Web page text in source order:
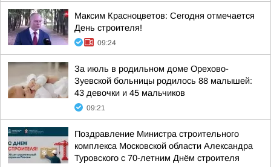
Максим Красноцветов: Сегодня отмечается
День строителя!
09:24
За июль в родильном доме Орехово-
Зуевской больницы родилось 88 малышей:
43 девочки и 45 мальчиков
09:21
Поздравление Министра строительного
комплекса Московской области Александра
Туровского с 70-летним Днём строителя